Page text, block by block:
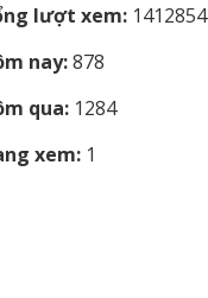
lượt xem: 1412854
nay:878
qua: 1284
xem: 1